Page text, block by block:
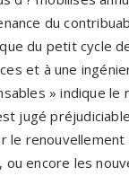
du
du petit cycle
et à une
» indique le
jugé
encore les